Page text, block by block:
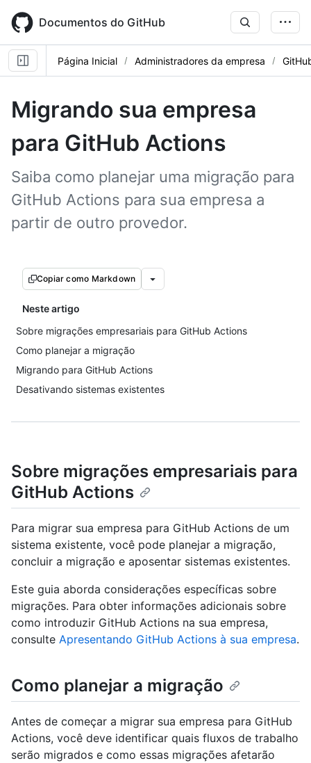
main
content
Documentos do GitHub
Página Inicial Administradores da empresa
Migrando sua empresa
para GitHub Actions
Saiba como planejar uma migração para
GitHub Actions para sua empresa a
partir de outro provedor.
Copiar como Markdown
Neste artigo
Sobre migrações empresariais para GitHub Actions
Como planejar a migração
Migrando para GitHub Actions
Desativando sistemas existentes
Sobre migrações empresariais para
GitHub Actions
Para migrar sua empresa para GitHub Actions de um
sistema existente, você pode planejar a migração,
concluir a migração e aposentar sistemas existentes.
Este guia aborda considerações específicas sobre
migrações. Para obter informações adicionais sobre
como introduzir GitHub Actions na sua empresa,
consulte Apresentando GitHub Actions à sua empresa.
Como planejar a migração
Antes de começar a migrar sua empresa para GitHub
Actions, você deve identificar quais fluxos de trabalho
serão migrados e como essas migrações afetarão